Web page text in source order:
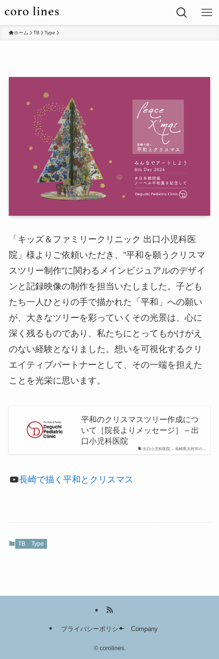
ホーム TB Type
「キッズ＆ファミリークリニック 出口小児科医
院」様よりご依頼いただき、”平和を願うクリスマ
スツリー制作”に関わるメインビジュアルのデザイ
ンと記録映像の制作を担当いたしました。子ども
たち一人ひとりの手で描かれた「平和」への願い
が、大きなツリーを彩っていくその光景は、心に
深く残るものであり、私たちにとってもかけがえ
のない経験となりました。想いを可視化するクリ
エイティブパートナーとして、その一端を担えた
ことを光栄に思います。
出口小児科医院 – 長崎県大村市の…
平和のクリスマスツリー作成につ
いて［院長よりメッセージ］ – 出
口小児科医院
長崎で描く平和とクリスマス
TB Type
プライバシーポリシー Company
©corolines.